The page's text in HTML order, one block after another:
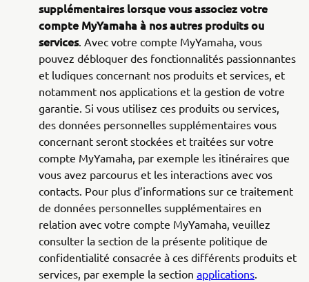
supplémentaires lorsque vous associez votre
compte MyYamaha à nos autres produits ou
services. Avec votre compte MyYamaha, vous
pouvez débloquer des fonctionnalités passionnantes
et ludiques concernant nos produits et services, et
notamment nos applications et la gestion de votre
garantie. Si vous utilisez ces produits ou services,
des données personnelles supplémentaires vous
concernant seront stockées et traitées sur votre
compte MyYamaha, par exemple les itinéraires que
vous avez parcourus et les interactions avec vos
contacts. Pour plus d’informations sur ce traitement
de données personnelles supplémentaires en
relation avec votre compte MyYamaha, veuillez
consulter la section de la présente politique de
confidentialité consacrée à ces différents produits et
services, par exemple la section applications.